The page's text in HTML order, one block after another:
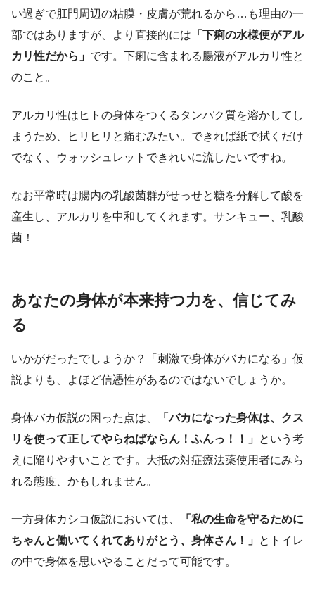
い過ぎで肛門周辺の粘膜・皮膚が荒れるから…も理由の一
部ではありますが、より直接的には 「下痢の水様便がアル
カリ性だから」 です。下痢に含まれる腸液がアルカリ性と
のこと。
アルカリ性はヒトの身体をつくるタンパク質を溶かしてし
まうため、ヒリヒリと痛むみたい。できれば紙で拭くだけ
でなく、ウォッシュレットできれいに流したいですね。
なお平常時は腸内の乳酸菌群がせっせと糖を分解して酸を
産生し、アルカリを中和してくれます。サンキュー、乳酸
菌！
あなたの身体が本来持つ力を、信じてみ
る
いかがだったでしょうか？「刺激で身体がバカになる」仮
説よりも、よほど信憑性があるのではないでしょうか。
身体バカ仮説の困った点は、
「バカになった身体は、クス
リを使って正してやらねばならん！ふんっ！！」 という考
えに陥りやすいことです。大抵の対症療法薬使用者にみら
れる態度、かもしれません。
一方身体カシコ仮説においては、
「私の生命を守るために
ちゃんと働いてくれてありがとう、身体さん！」 とトイレ
の中で身体を思いやることだって可能です。